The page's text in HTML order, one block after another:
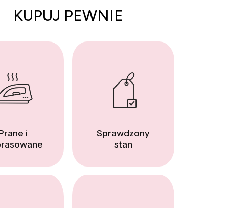
KUPUJ PEWNIE
i
Sprawdzony
stan